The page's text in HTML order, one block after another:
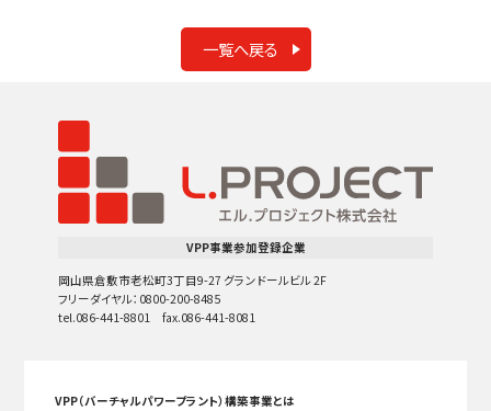
一覧へ戻る
VPP事業参加登録企業
岡山県倉敷市老松町3丁目9-27 グランドールビル 2F
フリーダイヤル：0800-200-8485
tel.086-441-8801 fax.086-441-8081
VPP（バーチャルパワープラント）構築事業とは